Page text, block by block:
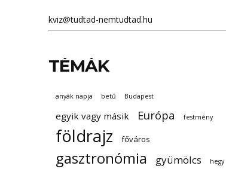
kviz@tudtad-nemtudtad.hu
TÉMÁK
anyák napja betű Budapest
egyik vagy másik Európa festmény
földrajz főváros
gasztronómia gyümölcs hegy